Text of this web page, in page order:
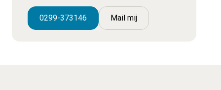
0299-373146 Mail mij